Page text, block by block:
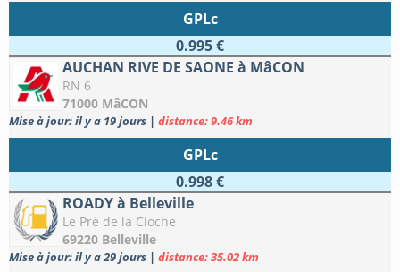
GPLc
0.995 €
AUCHAN RIVE DE SAONE à MâCON
RN 6
71000 MâCON
Mise à jour: il y a 19 jours | distance: 9.46 km
GPLc
0.998 €
ROADY à Belleville
Le Pré de la Cloche
69220 Belleville
Mise à jour: il y a 29 jours | distance: 35.02 km